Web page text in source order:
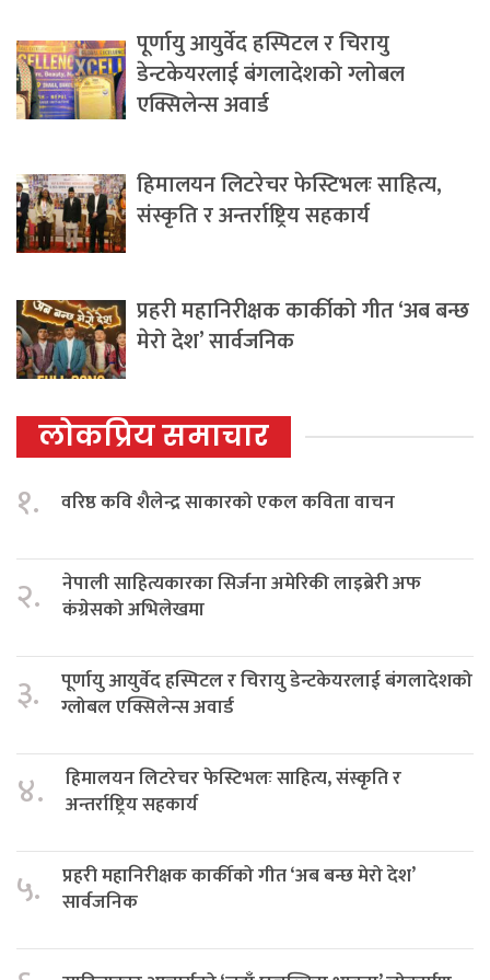
पूर्णायु आयुर्वेद हस्पिटल र चिरायु
डेन्टकेयरलाई बंगलादेशको ग्लोबल
एक्सिलेन्स अवार्ड
हिमालयन लिटरेचर फेस्टिभलः साहित्य,
संस्कृति र अन्तर्राष्ट्रिय सहकार्य
प्रहरी महानिरीक्षक कार्कीको गीत ‘अब बन्छ
मेरो देश’ सार्वजनिक
लोकप्रिय समाचार
१. वरिष्ठ कवि शैलेन्द्र साकारको एकल कविता वाचन
२.
नेपाली साहित्यकारका सिर्जना अमेरिकी लाइब्रेरी अफ
कंग्रेसको अभिलेखमा
३.
पूर्णायु आयुर्वेद हस्पिटल र चिरायु डेन्टकेयरलाई बंगलादेशको
ग्लोबल एक्सिलेन्स अवार्ड
४.
हिमालयन लिटरेचर फेस्टिभलः साहित्य, संस्कृति र
अन्तर्राष्ट्रिय सहकार्य
५.
प्रहरी महानिरीक्षक कार्कीको गीत ‘अब बन्छ मेरो देश’
सार्वजनिक